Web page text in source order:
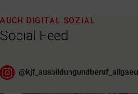
Social Feed
AUCH DIGITAL SOZIAL
@kjf_ausbildungundberuf_allgaeu